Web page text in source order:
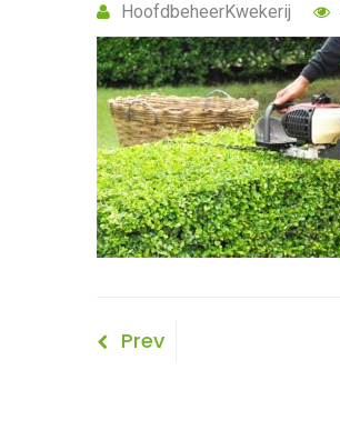
HoofdbeheerKwekerij
Bericht
Previous
Prev